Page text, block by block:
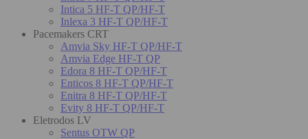
Intica 5 HF-T QP/HF-T
Inlexa 3 HF-T QP/HF-T
Pacemakers CRT
Amvia Sky HF-T QP/HF-T
Amvia Edge HF-T QP
Edora 8 HF-T QP/HF-T
Enticos 8 HF-T QP/HF-T
Enitra 8 HF-T QP/HF-T
Evity 8 HF-T QP/HF-T
Eletrodos LV
Sentus OTW QP